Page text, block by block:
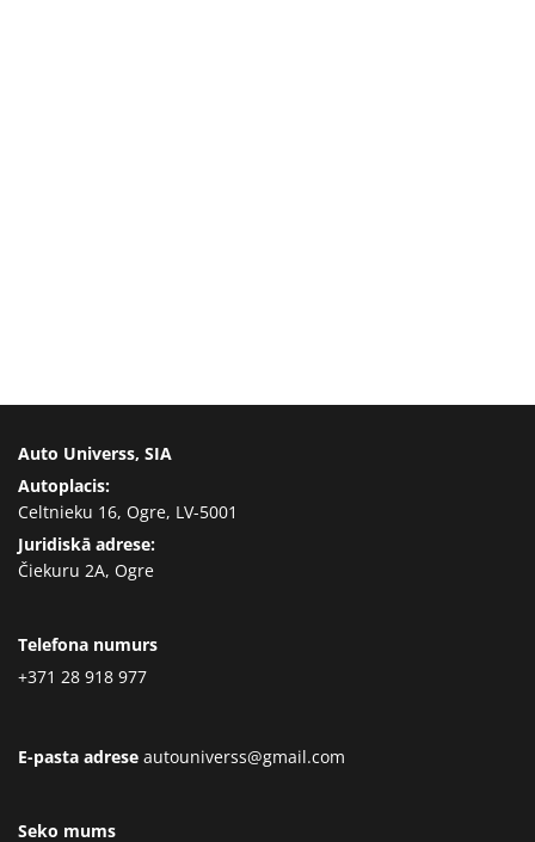
Auto Universs, SIA
Autoplacis:
Celtnieku 16, Ogre, LV-5001
Juridiskā adrese:
Čiekuru 2A, Ogre
Telefona numurs
+371 28 918 977
E-pasta adrese autouniverss@gmail.com
Seko mums